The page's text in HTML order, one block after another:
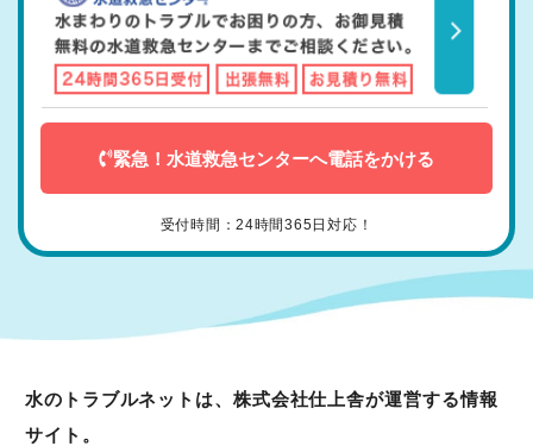
サッシ・網戸
屋根葺き替え
フローリング
キッチン
風呂
緊急！水道救急センターへ電話をかける
受付時間：24時間365日対応！
水のトラブルネットは、株式会社仕上舎が運営する情報
サイト。